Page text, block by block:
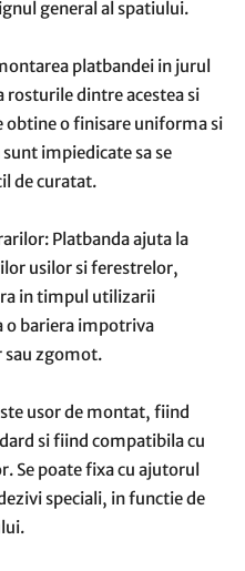
general al spatiului.
platbandei in jurul
rosturile dintre acestea si
obtine o finisare uniforma si
impiedicate sa se
de curatat.
Platbanda ajuta la
usilor si ferestrelor,
in timpul utilizarii
o bariera impotriva
sau zgomot.
usor de montat, fiind
si fiind compatibila cu
Se poate fixa cu ajutorul
speciali, in functie de